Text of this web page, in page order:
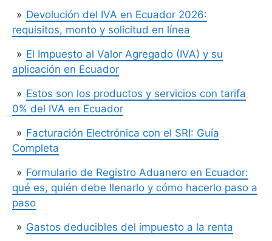
Devolución del IVA en Ecuador 2026:
requisitos, monto y solicitud en línea
El Impuesto al Valor Agregado (IVA) y su
aplicación en Ecuador
Estos son los productos y servicios con tarifa
0% del IVA en Ecuador
Facturación Electrónica con el SRI: Guía
Completa
Formulario de Registro Aduanero en Ecuador:
qué es, quién debe llenarlo y cómo hacerlo paso a
paso
Gastos deducibles del impuesto a la renta